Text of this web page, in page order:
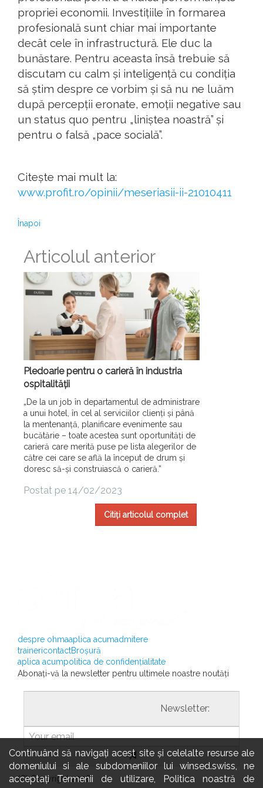
Continuând să navigați acest site și celelalte resurse ale
domeniului si ale subdomeniilor lui winsed.swiss, ne
acceptați Termenii de utilizare, Politica noastră de
propriei economii. Investițiile în formarea
profesională sunt chiar mai importante
decât cele în infrastructură. Ele duc la
bunăstare. Pentru aceasta însă trebuie să
discutam cu calm și inteligență cu condiția
să știm despre ce vorbim și să nu ne luăm
după percepții eronate, emoții negative sau
un status quo pentru „liniștea noastră” și
pentru o falsă „pace socială”.
Citește mai mult la:
www.profit.ro/opinii/meseriasii-ii-21010411
Înapoi
Articolul anterior
Pledoarie pentru o carieră în industria
ospitalității
„De la un job în departamentul de administrare
a unui hotel, în cel al serviciilor clienți și până
la mentenanță, planificare evenimente sau
bucătărie – toate acestea sunt oportunități de
carieră care merită puse pe lista alegerilor de
către cei care se află la început de drum și
doresc să-și construiască o carieră.”
Postat pe 14/02/2023
Citiți articolul complet
despre ohmaaplica acumadmitere
trainericontactBroșură
aplica acumpolitica de confidențialitate
Abonați-vă la newsletter pentru ultimele noastre noutăți
(C) Copyright 2026